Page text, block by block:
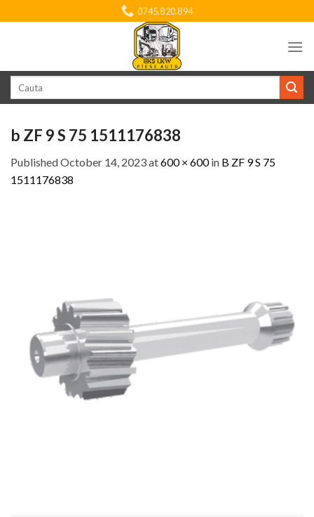
to
0745.820.894
b ZF 9 S 75 1511176838
PublishedOctober 14, 2023at600 × 600in B ZF 9 S 75
1511176838